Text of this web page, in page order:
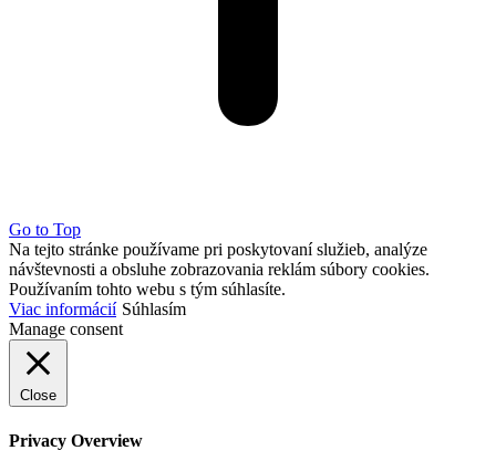
Go to Top
Na tejto stránke používame pri poskytovaní služieb, analýze
návštevnosti a obsluhe zobrazovania reklám súbory cookies.
Používaním tohto webu s tým súhlasíte.
Viac informácií Súhlasím
Manage consent
Close
Privacy Overview